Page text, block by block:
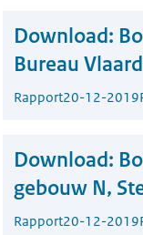
Download:
Bureau
Rapport20-12-2019
Download:
gebouw N,
Rapport20-12-2019